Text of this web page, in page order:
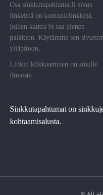
Osa sinkkutapahtuma.fi sivun
linkeistä on komissiolinkkejä,
joiden kautta St saa pienen
palkkion. Käytämme sen sivuston
ylläpitoon.
Linkin klikkaaminen on sinulle
ilmaista.
Sinkkutapahtumat on
kohtaamisalusta.